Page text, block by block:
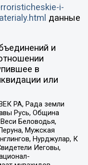
i-
данные
и
в
или
РА, Рада земли
Русь, Община
Беловодья,
Мужская
Нурджулар, К
Иеговы,